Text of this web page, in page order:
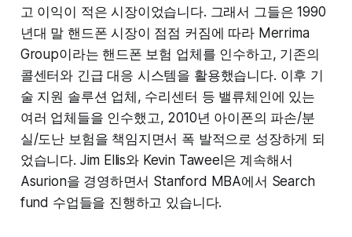
고 이익이 적은 시장이었습니다. 그래서 그들은 1990
년대 말 핸드폰 시장이 점점 커짐에 따라 Merrima
Group이라는 핸드폰 보험 업체를 인수하고, 기존의
콜센터와 긴급 대응 시스템을 활용했습니다. 이후 기
술 지원 솔루션 업체, 수리센터 등 밸류체인에 있는
여러 업체들을 인수했고, 2010년 아이폰의 파손/분
실/도난 보험을 책임지면서 폭 발적으로 성장하게 되
었습니다. Jim Ellis와 Kevin Taweel은 계속해서
Asurion을 경영하면서 Stanford MBA에서 Search
fund 수업들을 진행하고 있습니다.